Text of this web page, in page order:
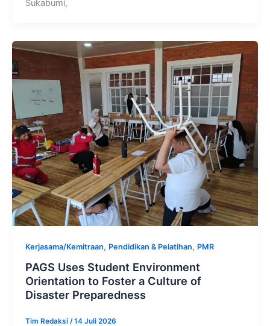
Sukabumi,
Kerjasama/Kemitraan, Pendidikan & Pelatihan, PMR
PAGS Uses Student Environment
Orientation to Foster a Culture of
Disaster Preparedness
Tim Redaksi /14 Juli 2026